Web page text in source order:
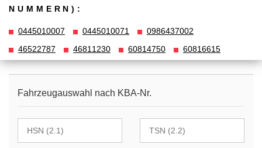
NUMMERN):
0445010007 0445010071
0986437002
46522787
46811230 60814750 60816615
Fahrzeugauswahl nach KBA-Nr.